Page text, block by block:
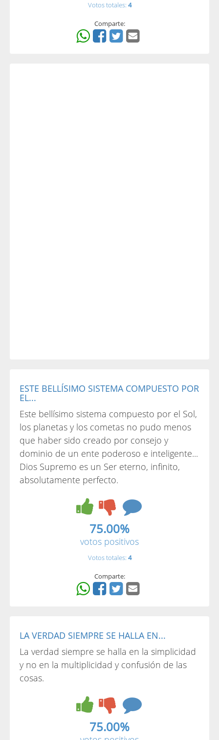
Votos totales: 4
Comparte:
ESTE BELLÍSIMO SISTEMA COMPUESTO POR
EL...
Este bellísimo sistema compuesto por el Sol,
los planetas y los cometas no pudo menos
que haber sido creado por consejo y
dominio de un ente poderoso e inteligente...
Dios Supremo es un Ser eterno, infinito,
absolutamente perfecto.
75.00%
votos positivos
Votos totales: 4
Comparte:
LA VERDAD SIEMPRE SE HALLA EN...
La verdad siempre se halla en la simplicidad
y no en la multiplicidad y confusión de las
cosas.
75.00%